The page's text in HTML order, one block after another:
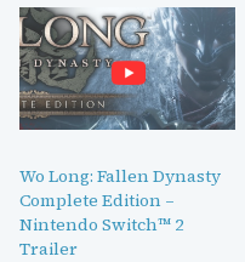
Wo Long: Fallen Dynasty
Complete Edition –
Nintendo Switch™ 2
Trailer